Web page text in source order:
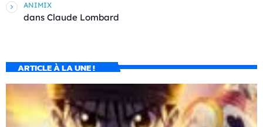
ANIMIX
dans Claude Lombard
ARTICLE À LA UNE !